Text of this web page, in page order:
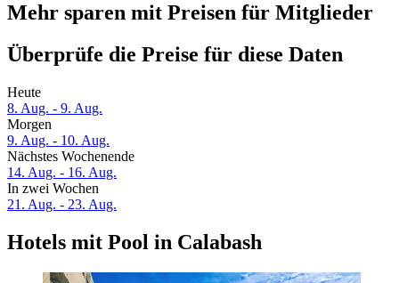
Mehr sparen mit Preisen für Mitglieder
Überprüfe die Preise für diese Daten
Heute
8. Aug. - 9. Aug.
Morgen
9. Aug. - 10. Aug.
Nächstes Wochenende
14. Aug. - 16. Aug.
In zwei Wochen
21. Aug. - 23. Aug.
Hotels mit Pool in Calabash